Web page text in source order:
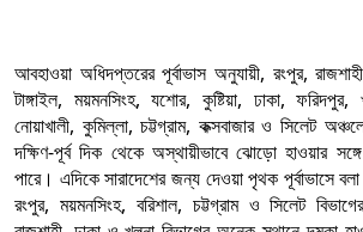
আবহাওয়া অধিদপ্তরের পূর্বাভাস অনুযায়ী, রংপুর,
টাঙ্গাইল, ময়মনসিংহ, যশোর, কুষ্টিয়া, ঢাকা, ফরিদপুর,
নোয়াখালী, কুমিল্লা, চট্টগ্রাম, কক্সবাজার ও সিলেট
দক্ষিণ-পূর্ব দিক থেকে অস্থায়ীভাবে ঝোড়ো হাওয়ার
পারে। এদিকে সারাদেশের জন্য দেওয়া পৃথক পূর্বাভাসে
রংপুর, ময়মনসিংহ, বরিশাল, চট্টগ্রাম ও সিলেট